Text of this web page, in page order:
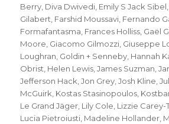
Berry, Diva Dwivedi, Emily S Jack Sibel,
Gilabert, Farshid Moussavi, Fernando
Formafantasma, Frances Holliss, Gaël
Moore, Giacomo Gilmozzi, Giuseppe
Loughran, Goldin + Senneby, Hannah
Obrist, Helen Lewis,James Suzman,
Jefferson Hack,Jon Grey,Josh Kline,
McGuirk, Kostas Stasinopoulos,
Le Grand Jäger, Lily Cole, Lizzie Carey-
Lucia Pietroiusti, Madeline Hollander,